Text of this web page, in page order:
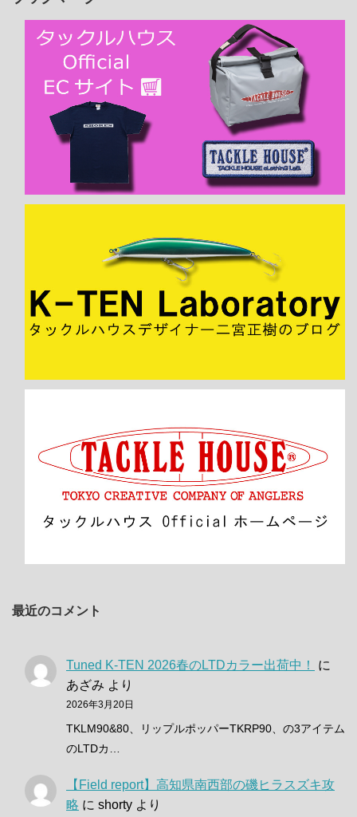
最近のコメント
Tuned K-TEN 2026春のLTDカラー出荷中！
に
あざみ より
2026年3月20日
TKLM90&80、リップルポッパーTKRP90、の3アイテム
のLTDカ…
【Field report】高知県南西部の磯ヒラスズキ攻
略 に shorty より